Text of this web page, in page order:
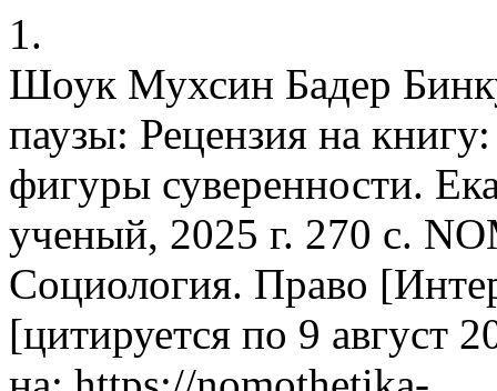
1.
Шоук Мухсин Бадер
паузы: Рецензия на
фигуры суверенности.
ученый, 2025 г. 270 с.
Социология. Право
[цитируется по 9 август